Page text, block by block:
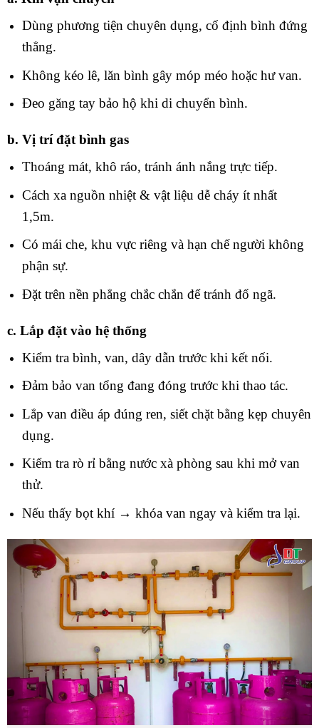
Dùng phương tiện chuyên dụng, cố định bình đứng
thẳng.
Không kéo lê, lăn bình gây móp méo hoặc hư van.
Đeo găng tay bảo hộ khi di chuyển bình.
b. Vị trí đặt bình gas
Thoáng mát, khô ráo, tránh ánh nắng trực tiếp.
Cách xa nguồn nhiệt & vật liệu dễ cháy ít nhất
1,5m.
Có mái che, khu vực riêng và hạn chế người không
phận sự.
Đặt trên nền phẳng chắc chắn để tránh đổ ngã.
c. Lắp đặt vào hệ thống
Kiểm tra bình, van, dây dẫn trước khi kết nối.
Đảm bảo van tổng đang đóng trước khi thao tác.
Lắp van điều áp đúng ren, siết chặt bằng kẹp chuyên
dụng.
Kiểm tra rò rỉ bằng nước xà phòng sau khi mở van
thử.
Nếu thấy bọt khí → khóa van ngay và kiểm tra lại.